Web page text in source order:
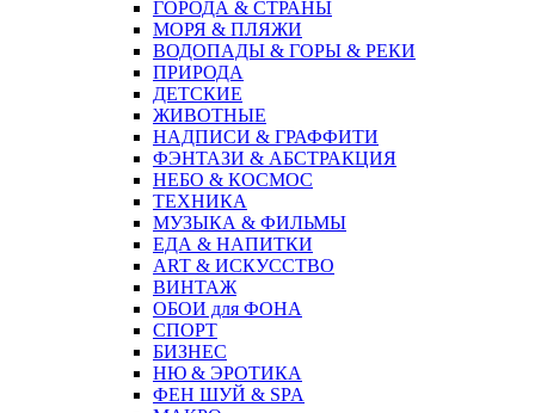
ГОРОДА & СТРАНЫ
МОРЯ & ПЛЯЖИ
ВОДОПАДЫ & ГОРЫ & РЕКИ
ПРИРОДА
ДЕТСКИЕ
ЖИВОТНЫЕ
НАДПИСИ & ГРАФФИТИ
ФЭНТАЗИ & АБСТРАКЦИЯ
НЕБО & КОСМОС
ТЕХНИКА
МУЗЫКА & ФИЛЬМЫ
ЕДА & НАПИТКИ
ART & ИСКУССТВО
ВИНТАЖ
ОБОИ для ФОНА
СПОРТ
БИЗНЕС
НЮ & ЭРОТИКА
ФЕН ШУЙ & SPA